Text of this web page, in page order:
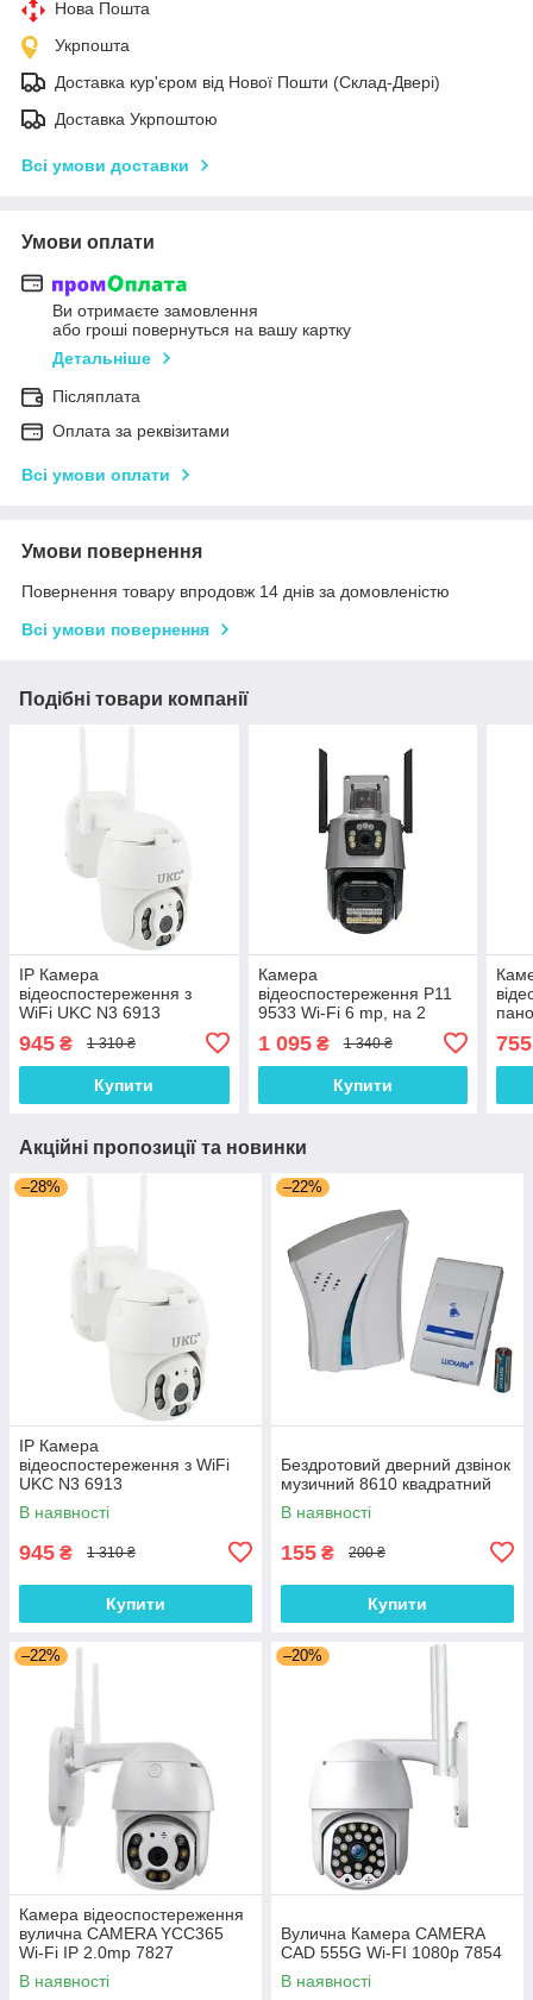
Нова Пошта
Укрпошта
Доставка кур'єром від Нової Пошти (Склад-Двері)
Доставка Укрпоштою
Всі умови доставки
Умови оплати
Ви отримаєте замовлення
або гроші повернуться на вашу картку
Детальніше
Післяплата
Оплата за реквізитами
Всі умови оплати
Умови повернення
Повернення товару впродовж 14 днів за домовленістю
Всі умови повернення
Подібні товари компанії
IP Камера
відеоспостереження з
WiFi UKC N3 6913
945 ₴ 1 310 ₴
Купити
Камера
відеоспостереження P11
9533 Wi-Fi 6 mp, на 2
1 095₴ 1 340 ₴
Купити
755
Акційні пропозиції та новинки
–28%
IP Камера
відеоспостереження з WiFi
UKC N3 6913
В наявності
945 ₴ 1 310 ₴
Купити
–22%
Бездротовий дверний дзвінок
музичний 8610 квадратний
В наявності
155 ₴ 200 ₴
Купити
–22%
Камера відеоспостереження
вулична CAMERA YCC365
Wi-Fi IP 2.0mp 7827
В наявності
–20%
Вулична Камера CAMERA
CAD 555G Wi-FI 1080p 7854
В наявності